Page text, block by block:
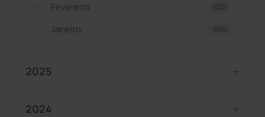
Fevereiro 625
Janeiro 660
2025
2024